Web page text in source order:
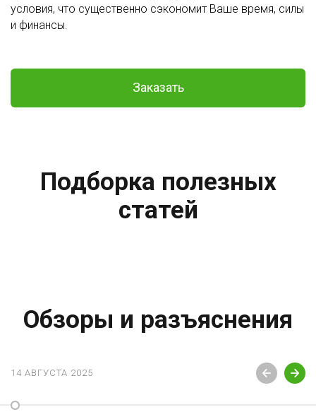
условия, что существенно сэкономит Ваше время, силы
и финансы.
Заказать
Подборка полезных
статей
Обзоры и разъяснения
14 АВГУСТА 2025